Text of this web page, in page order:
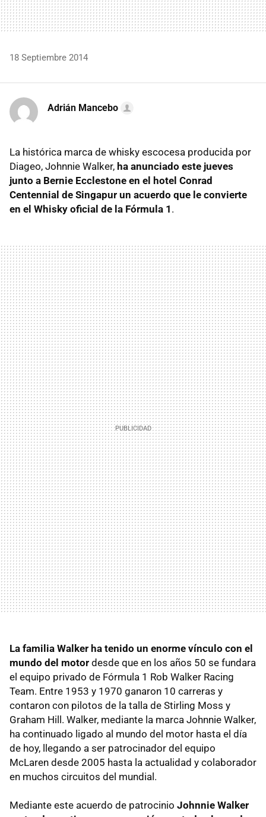
18 Septiembre 2014
Adrián Mancebo
La histórica marca de whisky escocesa producida por
Diageo, Johnnie Walker, ha anunciado este jueves
junto a Bernie Ecclestone en el hotel Conrad
Centennial de Singapur un acuerdo que le convierte
en el Whisky oficial de la Fórmula 1 .
La familia Walker ha tenido un enorme vínculo con el
mundo del motor desde que en los años 50 se fundara
el equipo privado de Fórmula 1 Rob Walker Racing
Team. Entre 1953 y 1970 ganaron 10 carreras y
contaron con pilotos de la talla de Stirling Moss y
Graham Hill. Walker, mediante la marca Johnnie Walker,
ha continuado ligado al mundo del motor hasta el día
de hoy, llegando a ser patrocinador del equipo
McLaren desde 2005 hasta la actualidad y colaborador
en muchos circuitos del mundial.
Mediante este acuerdo de patrocinio Johnnie Walker